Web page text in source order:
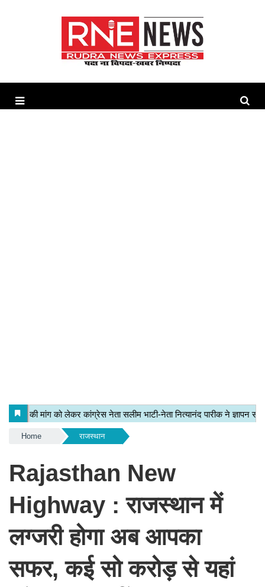
Home राजस्थान
Rajasthan New
Highway : राजस्थान में
लग्जरी होगा अब आपका
सफर, कई सो करोड़ से यहां